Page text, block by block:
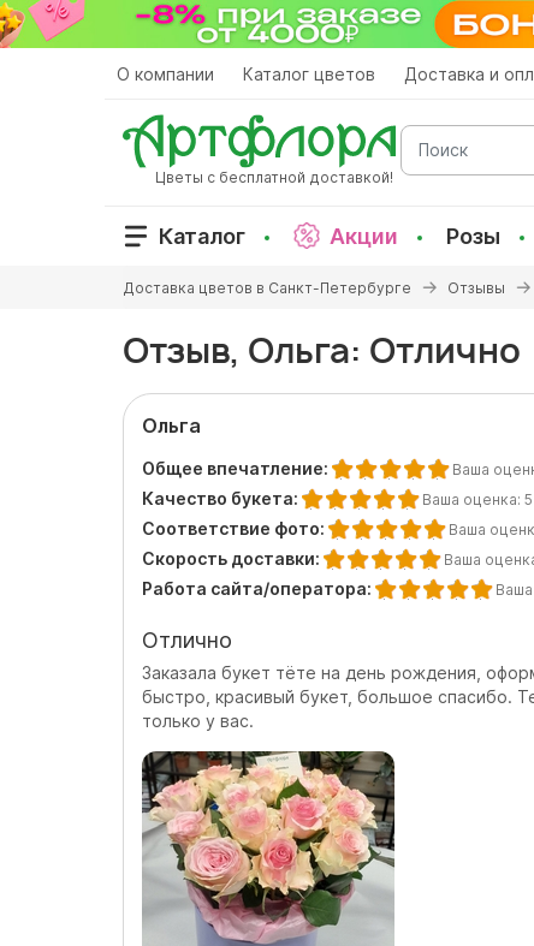
Перейти
к
О компании Каталог цветов Доставка и
Цветы с бесплатной доставкой!
Поиск
Каталог Акции Розы
здесь
Доставка цветов в Санкт-Петербурге Отзывы
Отзыв, Ольга: Отлично
Ольга
Общее впечатление: Ваша
Качество букета: Ваша оценка: 5
Соответствие фото: Ваша
Скорость доставки: Ваша
Работа сайта/оператора:
Отлично
Заказала букет тёте на день рождения,
быстро, красивый букет, большое спасибо.
только у вас.